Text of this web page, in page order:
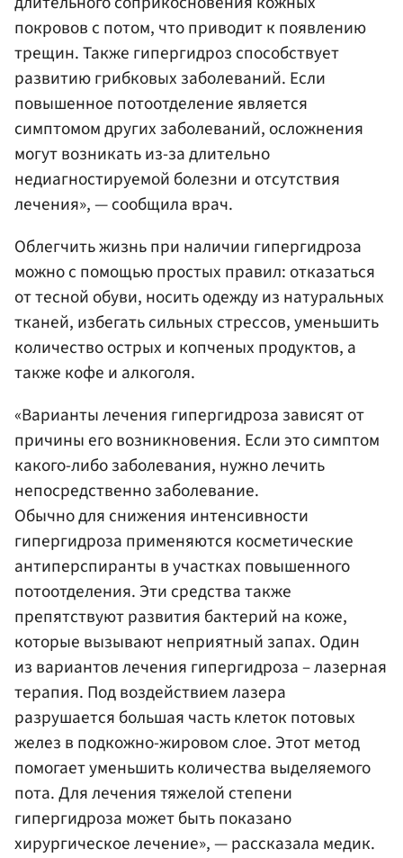
покровов с потом, что приводит к появлению
трещин. Также гипергидроз способствует
развитию грибковых заболеваний. Если
повышенное потоотделение является
симптомом других заболеваний, осложнения
могут возникать из-за длительно
недиагностируемой болезни и отсутствия
лечения», — сообщила врач.
Облегчить жизнь при наличии гипергидроза
можно с помощью простых правил: отказаться
от тесной обуви, носить одежду из натуральных
тканей, избегать сильных стрессов, уменьшить
количество острых и копченых продуктов, а
также кофе и алкоголя.
«Варианты лечения гипергидроза зависят от
причины его возникновения. Если это симптом
какого-либо заболевания, нужно лечить
непосредственно заболевание.
Обычно для снижения интенсивности
гипергидроза применяются косметические
антиперспиранты в участках повышенного
потоотделения. Эти средства также
препятствуют развития бактерий на коже,
которые вызывают неприятный запах. Один
из вариантов лечения гипергидроза – лазерная
терапия. Под воздействием лазера
разрушается большая часть клеток потовых
желез в подкожно-жировом слое. Этот метод
помогает уменьшить количества выделяемого
пота. Для лечения тяжелой степени
гипергидроза может быть показано
хирургическое лечение», — рассказала медик.